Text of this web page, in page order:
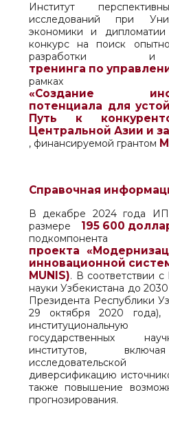
Институт
исследований при
экономики и дипломатии
конкурс на поиск
разработки и
тренинга по
рамках
«Создание
потенциала для
Путь к
Центральной Азии и
, финансируемой грантом
Справочная
В декабре 2024 года
размере 195 600
проекта
инновационной
MUNIS). В соответствии
науки Узбекистана до
Президента Республики
29 октября 2020 года),
государственных
институтов,
исследовательской
диверсификацию
также повышение
прогнозирования.